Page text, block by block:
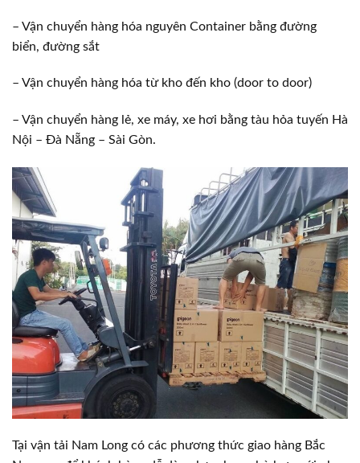
– Vận chuyển hàng hóa nguyên Container bằng đường
biển, đường sắt
– Vận chuyển hàng hóa từ kho đến kho (door to door)
– Vận chuyển hàng lẻ, xe máy, xe hơi bằng tàu hỏa tuyến Hà
Nội – Đà Nẵng – Sài Gòn.
Tại vận tải Nam Long có các phương thức giao hàng Bắc